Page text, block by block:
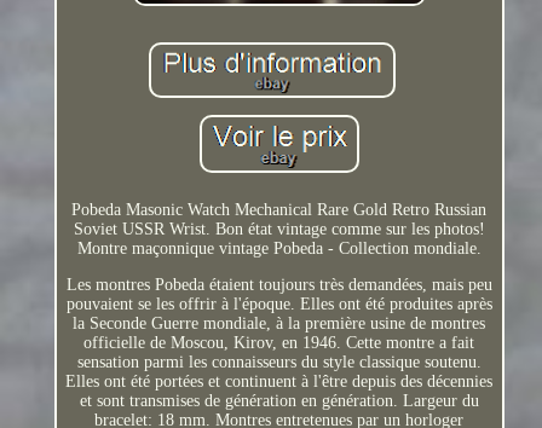
Pobeda Masonic Watch Mechanical Rare Gold Retro Russian
Soviet USSR Wrist. Bon état vintage comme sur les photos!
Montre maçonnique vintage Pobeda - Collection mondiale.
Les montres Pobeda étaient toujours très demandées, mais peu
pouvaient se les offrir à l'époque. Elles ont été produites après
la Seconde Guerre mondiale, à la première usine de montres
officielle de Moscou, Kirov, en 1946. Cette montre a fait
sensation parmi les connaisseurs du style classique soutenu.
Elles ont été portées et continuent à l'être depuis des décennies
et sont transmises de génération en génération. Largeur du
bracelet: 18 mm. Montres entretenues par un horloger